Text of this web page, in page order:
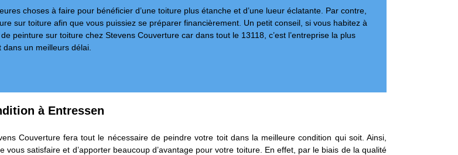
choses à faire pour bénéficier d’une toiture plus étanche et d’une lueur éclatante. Par contre,
sur toiture afin que vous puissiez se préparer financièrement. Un petit conseil, si vous habitez à
peinture sur toiture chez Stevens Couverture car dans tout le 13118, c’est l’entreprise la plus
un meilleurs délai.
à Entressen
Couverture fera tout le nécessaire de peindre votre toit dans la meilleure condition qui soit. Ainsi,
satisfaire et d’apporter beaucoup d’avantage pour votre toiture. En effet, par le biais de la qualité